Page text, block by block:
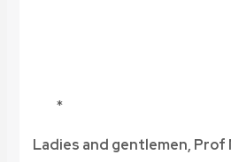
*
Ladies and gentlemen, Prof